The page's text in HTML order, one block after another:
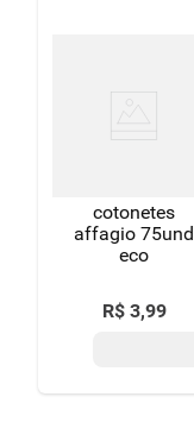
cotonetes
affagio 75und
eco
R$ 3,99